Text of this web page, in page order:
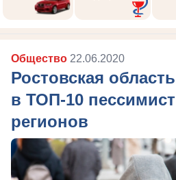
Общество 22.06.2020
Ростовская
в ТОП-10
регионов